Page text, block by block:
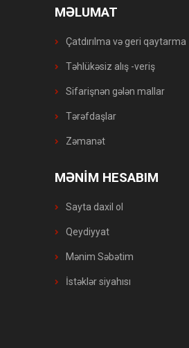
MƏLUMAT
Çatdırılma və geri qaytarma
Təhlükəsiz alış -veriş
Sifarişnən gələn mallar
Tərəfdaşlar
Zəmanət
MƏNİM HESABIM
Sayta daxil ol
Qeydiyyat
Mənim Səbətim
İstəklər siyahısı